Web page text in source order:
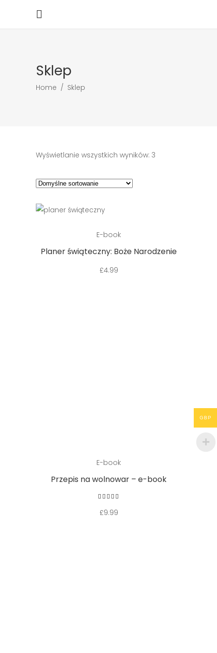
Sklep
Home / Sklep
Wyświetlanie wszystkich wyników: 3
E-book
Planer świąteczny: Boże Narodzenie
£4.99
E-book
Przepis na wolnowar – e-book
na 5
£9.99
GBP